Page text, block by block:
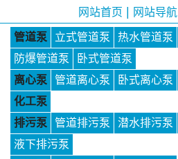
网站首页 网站导航
管道泵 立式管道泵 热水管道泵
防爆管道泵
卧式管道泵
离心泵
管道离心泵 卧式离心泵
化工泵
排污泵
管道排污泵 潜水排污泵
液下排污泵